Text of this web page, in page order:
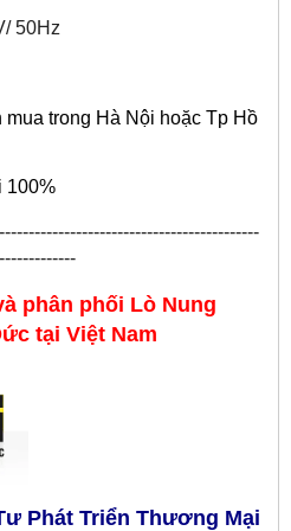
50Hz
mua trong Hà Nội hoặc Tp Hồ
100%
phân phối Lò Nung
tại Việt Nam
Phát Triển Thương Mại